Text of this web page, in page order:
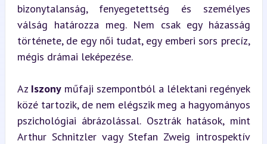
bizonytalanság, fenyegetettség és személyes
válság határozza meg. Nem csak egy házasság
története, de egy női tudat, egy emberi sors precíz,
mégis drámai leképezése.
Az Iszony műfaji szempontból a lélektani regények
közé tartozik, de nem elégszik meg a hagyományos
pszichológiai ábrázolással. Osztrák hatások, mint
Arthur Schnitzler vagy Stefan Zweig introspektív